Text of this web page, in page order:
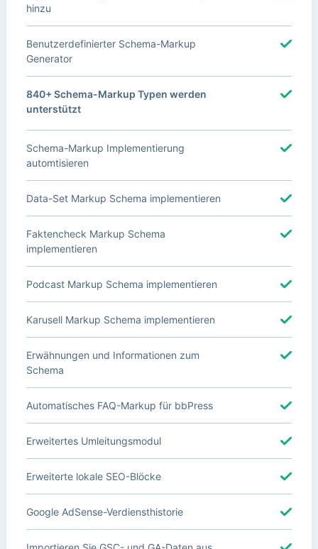
hinzu
Benutzerdefinierter Schema-Markup
Generator
840+ Schema-Markup Typen werden
unterstützt
Schema-Markup Implementierung
automtisieren
Data-Set Markup Schema implementieren
Faktencheck Markup Schema
implementieren
Podcast Markup Schema implementieren
Karusell Markup Schema implementieren
Erwähnungen und Informationen zum
Schema
Automatisches FAQ-Markup für bbPress
Erweitertes Umleitungsmodul
Erweiterte lokale SEO-Blöcke
Google AdSense-Verdiensthistorie